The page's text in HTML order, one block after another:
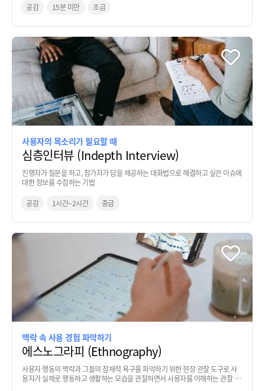
공감
15분 미만 초급
사용자의 목소리가 필요할 때
심층인터뷰 (Indepth Interview)
진행자가 질문을 하고, 참가자가 답을 제공하는 대화법으로 해결하고 싶은 이슈에
대한 정보를 수집하는 기법
공감 1시간~2시간 중급
맥락 속 사용 경험 파악하기
에스노그라피 (Ethnography)
사용자 행동의 맥락과 그들의 잠재적 욕구를 파악하기 위한 현장 관찰 도구로 사
용자가 실제로 행동하고 생활하는 모습을 관찰하면서 사용자를 이해하는 관찰 기